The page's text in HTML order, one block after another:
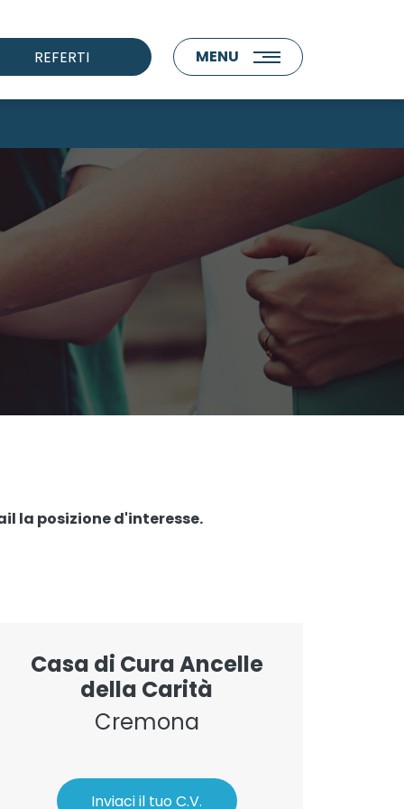
REFERTI MENU
la posizione d'interesse.
Casa di Cura Ancelle
della Carità
Cremona
Inviaci il tuo C.V.